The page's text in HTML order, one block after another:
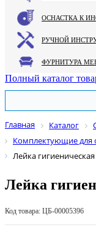
Полный каталог
Главная Каталог
Комплектующие для
Лейка гигиеническая
Лейка
Код товара: ЦБ-00005396